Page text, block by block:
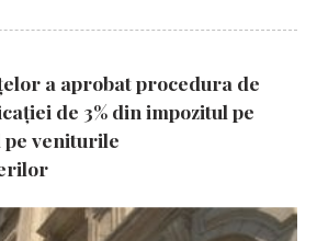
a aprobat procedura de
de 3% din impozitul pe
veniturile